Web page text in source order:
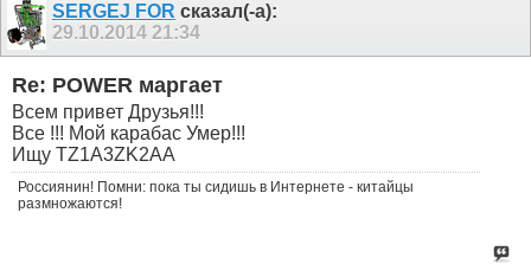
SERGEJ FOR сказал(-а):
29.10.2014 21:34
Re: POWER маргает
Всем привет Друзья!!!
Все !!! Мой карабас Умер!!!
Ищу TZ1A3ZK2AA
Россиянин! Помни: пока ты сидишь в Интернете - китайцы
размножаются!